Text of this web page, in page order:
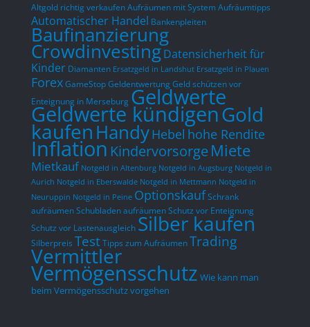
Altgold richtig verkaufenAufräumen mit System Aufräumtipps
Automatischer Handel Bankenpleiten
Baufinanzierung
CrowdinvestingDatensicherheit für
Kinder Diamanten Ersatzgeld in Landshut Ersatzgeld in Plauen
ForexGameStopGeldentwertungGeld schützen vor
Enteignung in Merseburg Geldwerte
Geldwerte kündigenGold
kaufenHandyHebel hohe Rendite
Inflation KindervorsorgeMiete
Mietkauf Notgeld in Altenburg Notgeld in Augsburg Notgeld in
Aurich Notgeld in Eberswalde Notgeld in Mettmann Notgeld in
Neuruppin Notgeld in Peine OptionskaufSchrank
aufräumenSchubladen aufräumenSchutz vor Enteignung
Schutz vor Lastenausgleich Silber kaufen
Silberpreis TestTipps zum AufräumenTrading
Vermittler
Vermögensschutz Wie kann man
beim Vermögensschutz vorgehen